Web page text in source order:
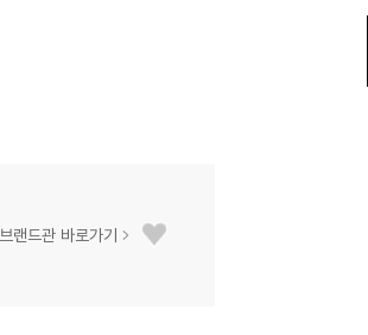
브랜드관 바로가기